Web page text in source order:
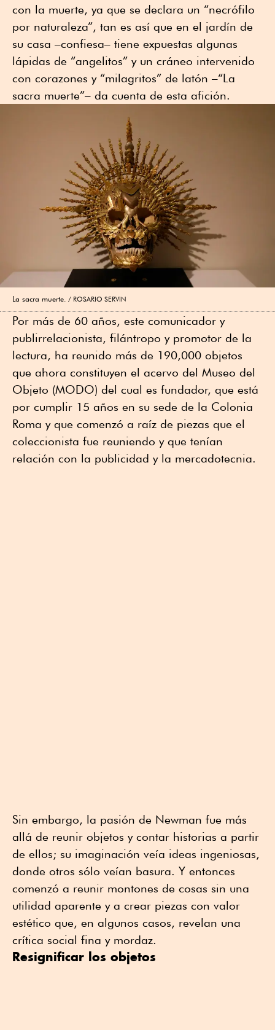
con la muerte, ya que se declara un “necrófilo
por naturaleza”, tan es así que en el jardín de
su casa –confiesa– tiene expuestas algunas
lápidas de “angelitos” y un cráneo intervenido
con corazones y “milagritos” de latón –“La
sacra muerte”– da cuenta de esta afición.
La sacra muerte. ROSARIO SERVIN
Por más de 60 años, este comunicador y
publirrelacionista, filántropo y promotor de la
lectura, ha reunido más de 190,000 objetos
que ahora constituyen el acervo del Museo del
Objeto (MODO) del cual es fundador, que está
por cumplir 15 años en su sede de la Colonia
Roma y que comenzó a raíz de piezas que el
coleccionista fue reuniendo y que tenían
relación con la publicidad y la mercadotecnia.
Sin embargo, la pasión de Newman fue más
allá de reunir objetos y contar historias a partir
de ellos; su imaginación veía ideas ingeniosas,
donde otros sólo veían basura. Y entonces
comenzó a reunir montones de cosas sin una
utilidad aparente y a crear piezas con valor
estético que, en algunos casos, revelan una
crítica social fina y mordaz.
Resignificar los objetos